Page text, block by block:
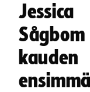
Jessica
Sågbom
kauden